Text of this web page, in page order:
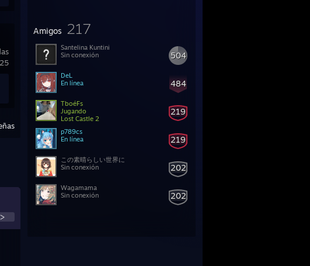
Amigos 217
504
Santelina Kuntini
Sin conexión
484
DeL
En línea
219
TboéFs
Jugando
Lost Castle 2
219
p789cs
En línea
202
この素晴らしい世界に
Sin conexión
202
Wagamama
Sin conexión
>